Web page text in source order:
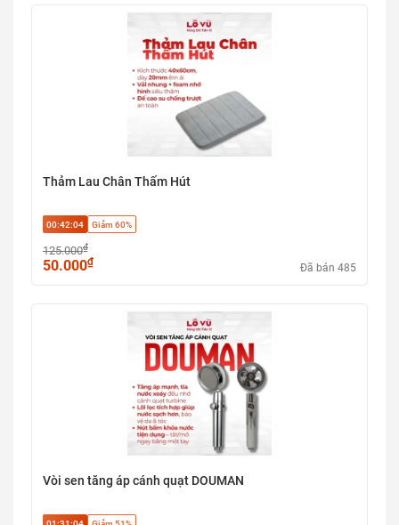
Thảm Lau Chân Thấm Hút
00:42:03 Giảm 60%
125.000₫
50.000₫ Đã bán 485
Vòi sen tăng áp cánh quạt DOUMAN